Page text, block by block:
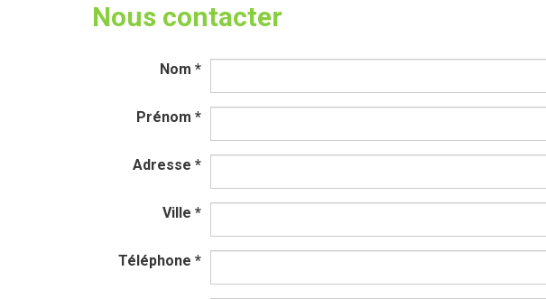
Nous contacter
Nom *
Prénom *
Adresse *
Ville *
Téléphone *